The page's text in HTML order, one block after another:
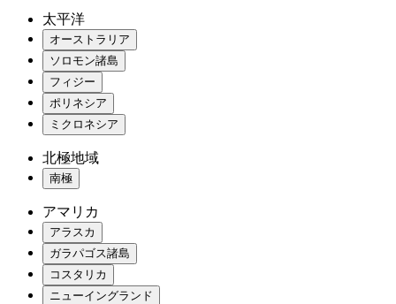
太平洋
オーストラリア
ソロモン諸島
フィジー
ポリネシア
ミクロネシア
北極地域
南極
アマリカ
アラスカ
ガラパゴス諸島
コスタリカ
ニューイングランド